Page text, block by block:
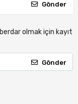
Gönder
olmak için kayıt
Gönder